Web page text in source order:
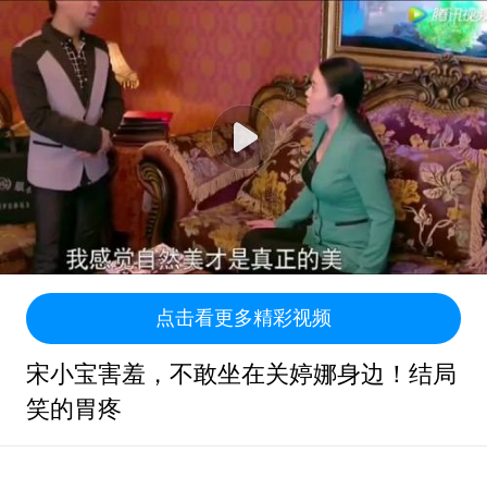
点击看更多精彩视频
宋小宝害羞，不敢坐在关婷娜身边！结局
笑的胃疼